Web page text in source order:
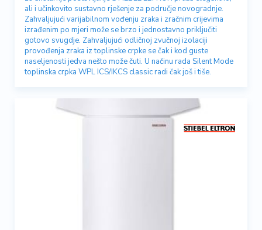
ali i učinkovito sustavno rješenje za područje novogradnje.
Zahvaljujući varijabilnom vođenju zraka i zračnim crijevima
izrađenim po mjeri može se brzo i jednostavno priključiti
gotovo svugdje. Zahvaljujući odličnoj zvučnoj izolaciji
provođenja zraka iz toplinske crpke se čak i kod guste
naseljenosti jedva nešto može čuti. U načinu rada Silent Mode
toplinska crpka WPL ICS/IKCS classic radi čak još i tiše.